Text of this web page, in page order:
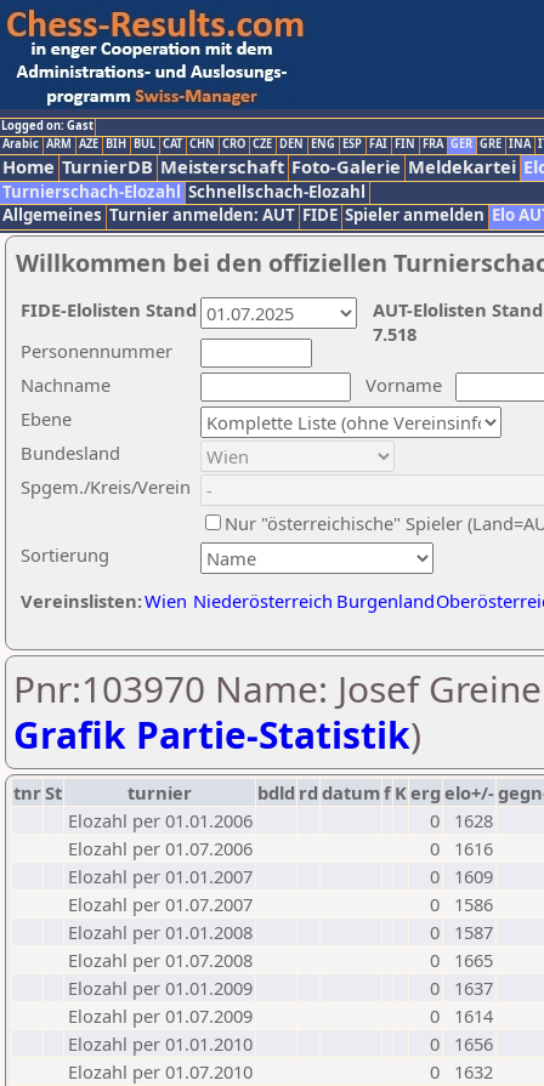
Logged on: Gast
Arabic ARM AZE BIH BUL CAT CHN CRO CZE DEN ENG ESP FAI FIN FRA GER GRE INA
Home TurnierDB Meisterschaft Foto-Galerie Meldekartei
Turnierschach-Elozahl Schnellschach-Elozahl
Allgemeines Turnier anmelden: AUT FIDE Spieler anmelden Elo
Willkommen bei den offiziellen
Nachname
Vorname
Ebene
Sortierung
Personennummer
Bundesland
Spgem./Kreis/Verein
Nur "österreichische" Spieler
Vereinslisten:Wien Niederösterreich Burgenland
AUT-Elolisten
7.518
FIDE-Elolisten Stand
Pnr:103970 Name: Josef
Grafik Partie-Statistik)
tnrSt turnier bdld rd datumf Kerg elo+/-
Elozahl per 01.01.2006
0
1628
Elozahl per 01.07.2006
0
1616
Elozahl per 01.01.2007
0
1609
Elozahl per 01.07.2007
0
1586
Elozahl per 01.01.2008
0
1587
Elozahl per 01.07.2008
0
1665
Elozahl per 01.01.2009
0
1637
Elozahl per 01.07.2009
0
1614
Elozahl per 01.01.2010
0
1656
Elozahl per 01.07.2010
0
1632